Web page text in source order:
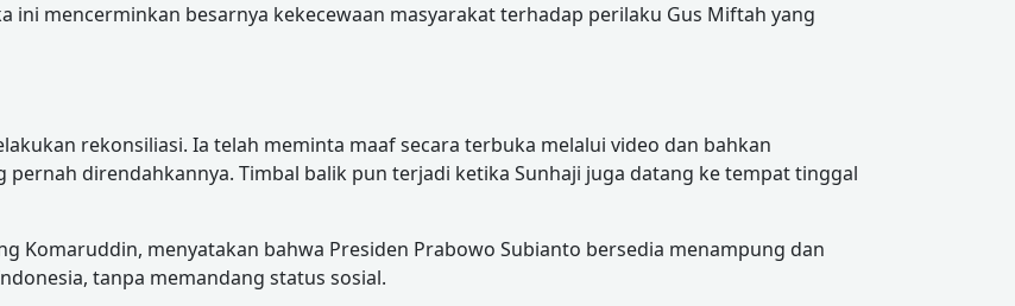
ini mencerminkan besarnya kekecewaan masyarakat terhadap perilaku Gus Miftah yang
rekonsiliasi. Ia telah meminta maaf secara terbuka melalui video dan bahkan
pernah direndahkannya. Timbal balik pun terjadi ketika Sunhaji juga datang ke tempat tinggal
Komaruddin, menyatakan bahwa Presiden Prabowo Subianto bersedia menampung dan
tanpa memandang status sosial.